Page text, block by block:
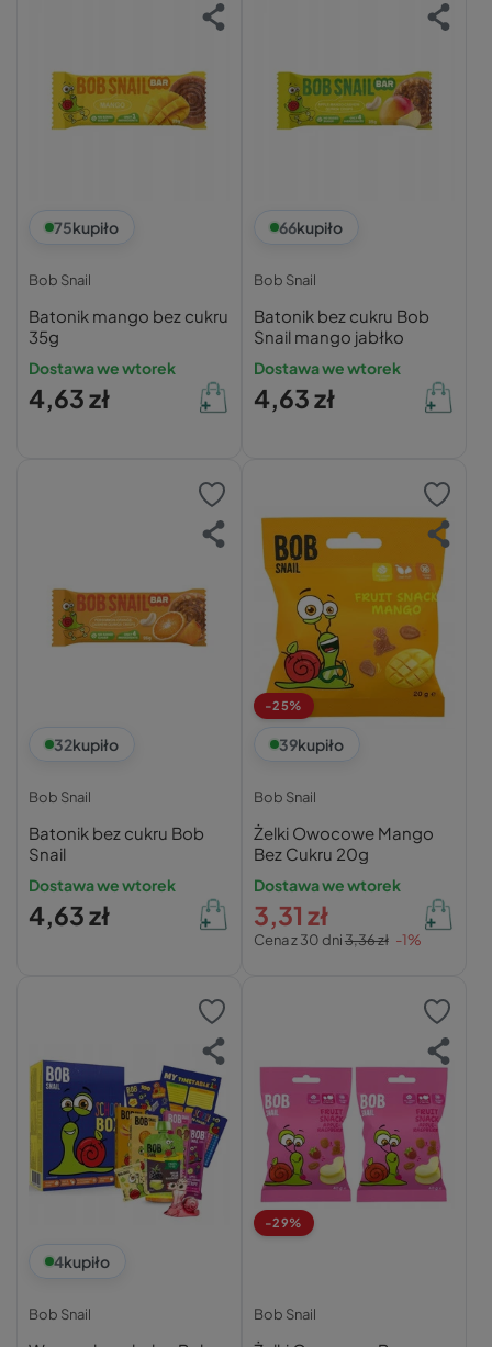
75kupiło
Bob Snail
Batonik mango bez cukru
35g
Dostawa we wtorek
4,63 zł
66kupiło
Bob Snail
Batonik bez cukru Bob
Snail mango jabłko
Dostawa we wtorek
4,63 zł
32kupiło
Bob Snail
Batonik bez cukru Bob
Snail
Dostawa we wtorek
4,63 zł
-25%
39kupiło
Bob Snail
Żelki Owocowe Mango
Bez Cukru 20g
Dostawa we wtorek
Cena z 30 dni3,36 zł -1%
3,31 zł
4kupiło
Bob Snail
-29%
Bob Snail